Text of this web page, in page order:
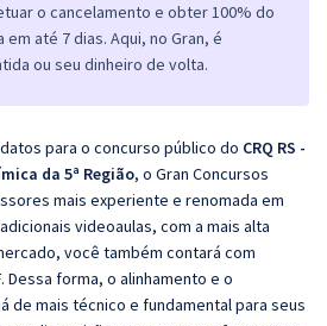
o cancelamento e obter 100% do
até 7 dias. Aqui, no Gran, é
ou seu dinheiro de volta.
para o concurso público do CRQ RS -
da 5ª Região, o Gran Concursos
mais experiente e renomada em
videoaulas, com a mais alta
você também contará com
Dessa forma, o alinhamento e o
de mais técnico e fundamental para seus